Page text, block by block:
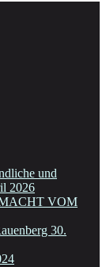
und
2026
VOM
30.